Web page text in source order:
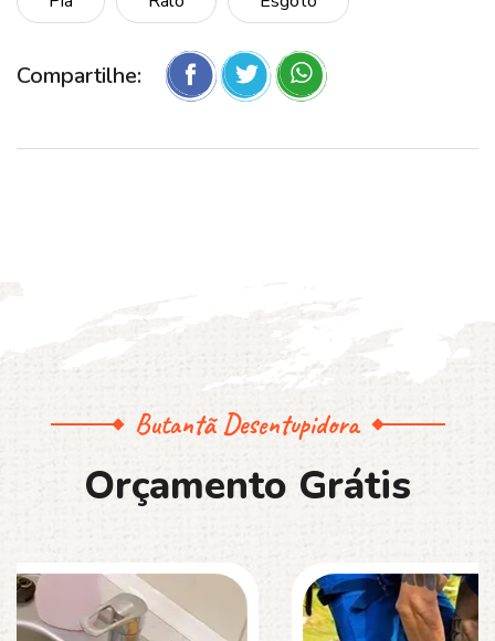
Compartilhe:
Butantã Desentupidora
Orçamento Grátis